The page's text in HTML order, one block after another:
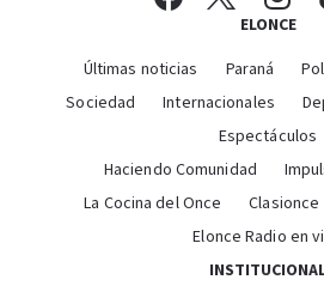
ELONCE
Últimas noticias Paraná
Sociedad
Internacionales
Espectáculos
Haciendo Comunidad
La Cocina del Once
Clasionce
Elonce Radio en